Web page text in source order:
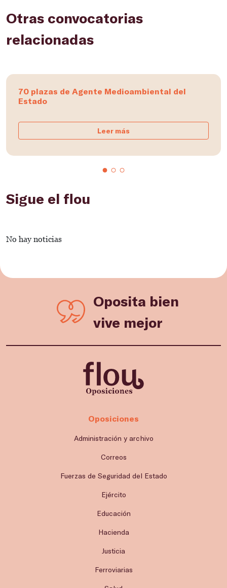
Otras convocatorias
relacionadas
70 plazas de Agente Medioambiental del
Estado
Leer más
Sigue el flou
No hay noticias
Oposita bien
vive mejor
Oposiciones
Administración y archivo
Correos
Fuerzas de Seguridad del Estado
Ejército
Educación
Hacienda
Justicia
Ferroviarias